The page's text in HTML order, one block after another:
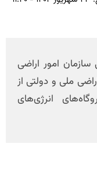
امور اراضی
هکتار از اراضی ملی و دولتی از
انرژی‌های